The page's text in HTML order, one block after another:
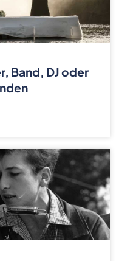
Band, DJ oder